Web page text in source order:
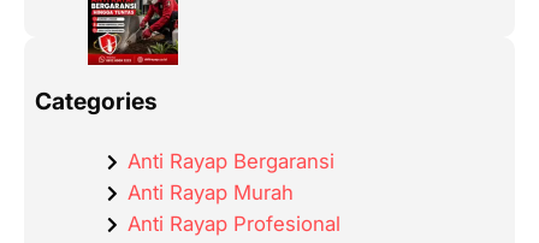
Categories
Anti Rayap Bergaransi
Anti Rayap Murah
Anti Rayap Profesional